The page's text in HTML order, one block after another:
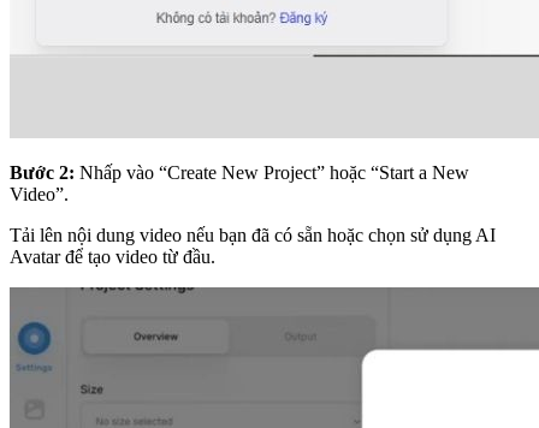
Bước 2: Nhấp vào “Create New Project” hoặc “Start a New
Video”.
Tải lên nội dung video nếu bạn đã có sẵn hoặc chọn sử dụng AI
Avatar để tạo video từ đầu.